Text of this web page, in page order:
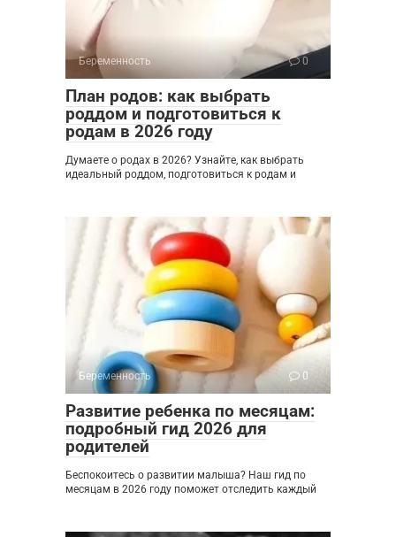
Беременность 0
План родов: как выбрать
роддом и подготовиться к
родам в 2026 году
Думаете о родах в 2026? Узнайте, как выбрать
идеальный роддом, подготовиться к родам и
Беременность 0
Развитие ребенка по месяцам:
подробный гид 2026 для
родителей
Беспокоитесь о развитии малыша? Наш гид по
месяцам в 2026 году поможет отследить каждый